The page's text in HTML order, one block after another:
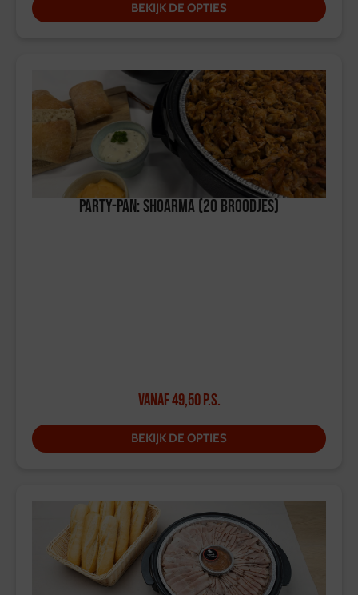
BEKIJK DE OPTIES
Party-pan: Shoarma (20 broodjes)
Vanaf49,50p.s.
BEKIJK DE OPTIES